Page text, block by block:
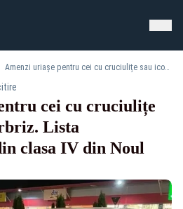
Amenzi uriașe pentru cei cu cruciulițe sau icoane pe parbriz. Lista contravențiilor din clasa IV din Noul Cod Rutier
cei cu cruciulițe
Lista
clasa IV din Noul